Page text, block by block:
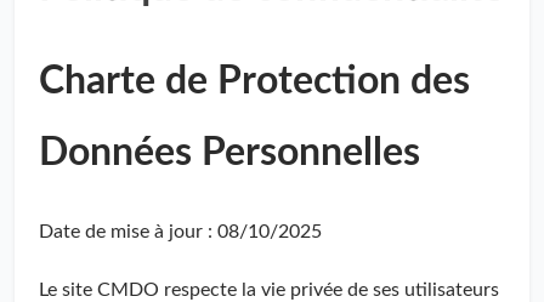
Charte de Protection des
Données Personnelles
Date de mise à jour : 08/10/2025
Le site CMDO respecte la vie privée de ses utilisateurs